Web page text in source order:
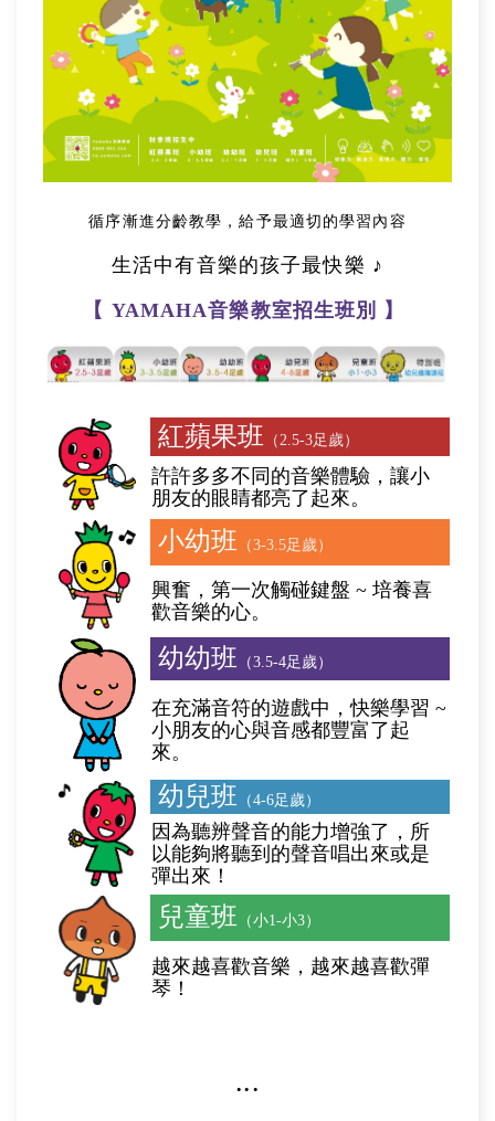
循序漸進分齡教學，給予最適切的學習內容
生活中有音樂的孩子最快樂 ♪
【 YAMAHA音樂教室招生班別 】
紅蘋果班 （2.5-3足歲）
許許多多不同的音樂體驗，讓小
朋友的眼睛都亮了起來。
小幼班 （3-3.5足歲）
興奮，第一次觸碰鍵盤 ~ 培養喜
歡音樂的心。
幼幼班 （3.5-4足歲）
在充滿音符的遊戲中，快樂學習 ~
小朋友的心與音感都豐富了起
來。
幼兒班 （4-6足歲）
因為聽辨聲音的能力增強了，所
以能夠將聽到的聲音唱出來或是
彈出來！
兒童班 （小1-小3）
越來越喜歡音樂，越來越喜歡彈
琴！
‧‧‧